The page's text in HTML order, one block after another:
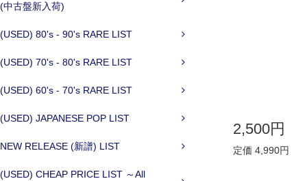
(中古盤新入荷)
(USED) 80's - 90's RARE LIST
(USED) 70's - 80's RARE LIST
(USED) 60's - 70's RARE LIST
(USED) JAPANESE POP LIST
NEW RELEASE (新譜) LIST
(USED) CHEAP PRICE LIST ～All
2,500円
定価 4,990円